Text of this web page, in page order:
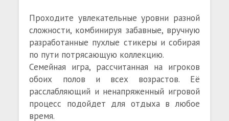
Проходите увлекательные уровни разной
сложности, комбинируя забавные, вручную
разработанные пухлые стикеры и собирая
по пути потрясающую коллекцию.
Семейная игра, рассчитанная на игроков
обоих полов и всех возрастов. Её
расслабляющий и ненапряженный игровой
процесс подойдет для отдыха в любое
время.